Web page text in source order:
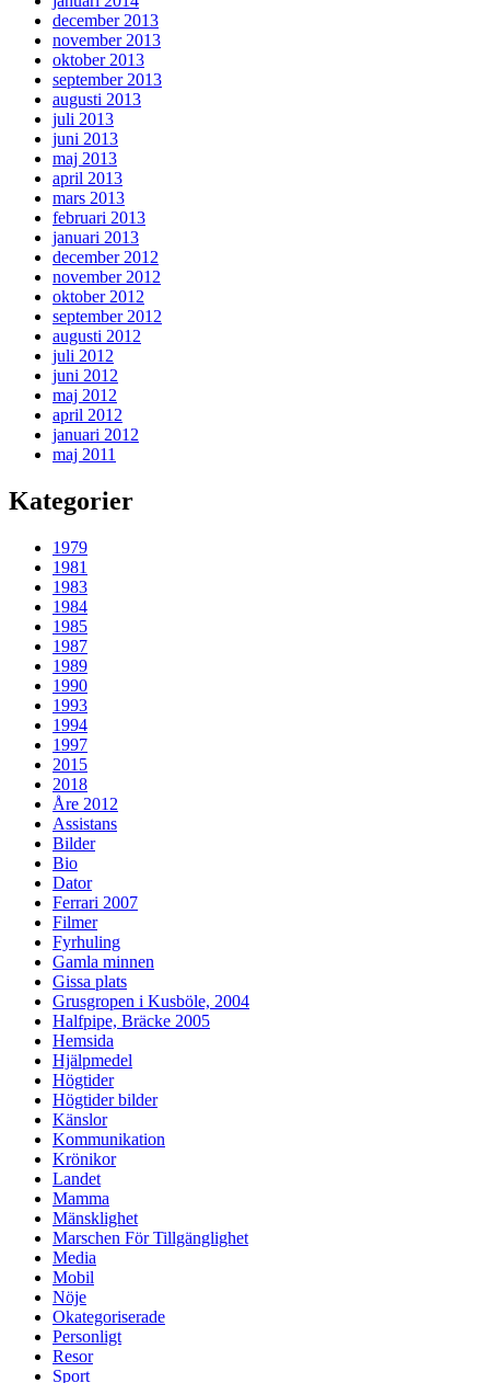
december 2013
november 2013
oktober 2013
september 2013
augusti 2013
juli 2013
juni 2013
maj 2013
april 2013
mars 2013
februari 2013
januari 2013
december 2012
november 2012
oktober 2012
september 2012
augusti 2012
juli 2012
juni 2012
maj 2012
april 2012
januari 2012
maj 2011
Kategorier
1979
1981
1983
1984
1985
1987
1989
1990
1993
1994
1997
2015
2018
Åre 2012
Assistans
Bilder
Bio
Dator
Ferrari 2007
Filmer
Fyrhuling
Gamla minnen
Gissa plats
Grusgropen i Kusböle, 2004
Halfpipe, Bräcke 2005
Hemsida
Hjälpmedel
Högtider
Högtider bilder
Känslor
Kommunikation
Krönikor
Landet
Mamma
Mänsklighet
Marschen För Tillgänglighet
Media
Mobil
Nöje
Okategoriserade
Personligt
Resor
Sport